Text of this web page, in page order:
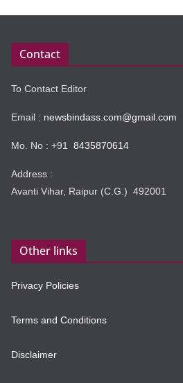
Contact
To Contact Editor
Email : newsbindass.com@gmail.com
Mo. No : +91 8435870614
Address :
Avanti Vihar, Raipur (C.G.) 492001
Other links
Privacy Policies
Terms and Conditions
Disclaimer